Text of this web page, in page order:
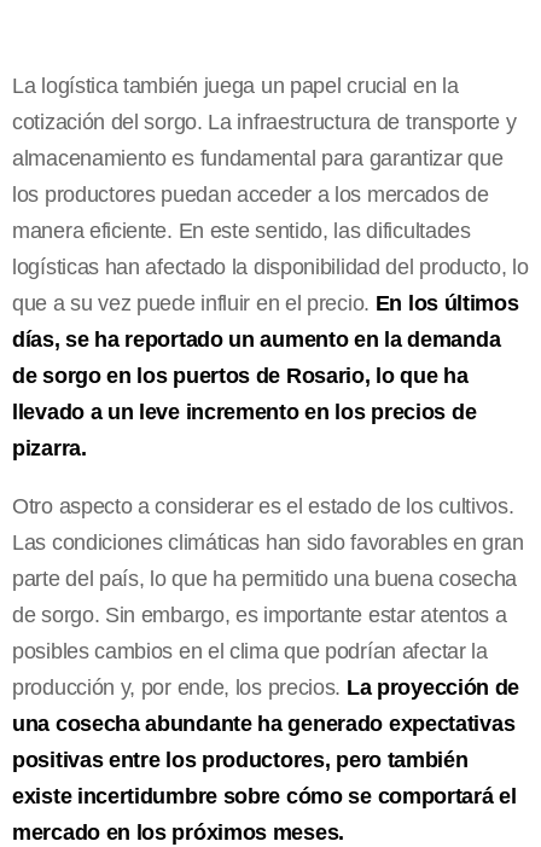
La logística también juega un papel crucial en la
cotización del sorgo. La infraestructura de transporte y
almacenamiento es fundamental para garantizar que
los productores puedan acceder a los mercados de
manera eficiente. En este sentido, las dificultades
logísticas han afectado la disponibilidad del producto, lo
que a su vez puede influir en el precio. En los últimos
días, se ha reportado un aumento en la demanda
de sorgo en los puertos de Rosario, lo que ha
llevado a un leve incremento en los precios de
pizarra.
Otro aspecto a considerar es el estado de los cultivos.
Las condiciones climáticas han sido favorables en gran
parte del país, lo que ha permitido una buena cosecha
de sorgo. Sin embargo, es importante estar atentos a
posibles cambios en el clima que podrían afectar la
producción y, por ende, los precios. La proyección de
una cosecha abundante ha generado expectativas
positivas entre los productores, pero también
existe incertidumbre sobre cómo se comportará el
mercado en los próximos meses.